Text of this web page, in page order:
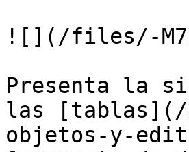
![](/files/-
Presenta la
las [tablas](/
objetos-y-